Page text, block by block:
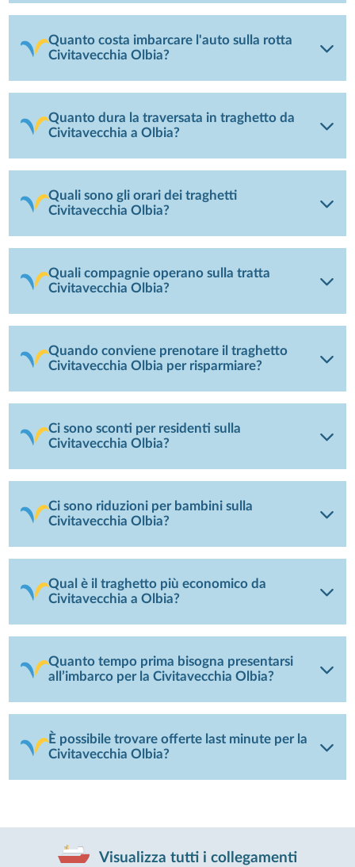
Quanto costa imbarcare l'auto sulla rotta
Civitavecchia Olbia?
Quanto dura la traversata in traghetto da
Civitavecchia a Olbia?
Quali sono gli orari dei traghetti
Civitavecchia Olbia?
Quali compagnie operano sulla tratta
Civitavecchia Olbia?
Quando conviene prenotare il traghetto
Civitavecchia Olbia per risparmiare?
Ci sono sconti per residenti sulla
Civitavecchia Olbia?
Ci sono riduzioni per bambini sulla
Civitavecchia Olbia?
Qual è il traghetto più economico da
Civitavecchia a Olbia?
Quanto tempo prima bisogna presentarsi
all’imbarco per la Civitavecchia Olbia?
È possibile trovare offerte last minute per la
Civitavecchia Olbia?
Visualizza tutti i collegamenti